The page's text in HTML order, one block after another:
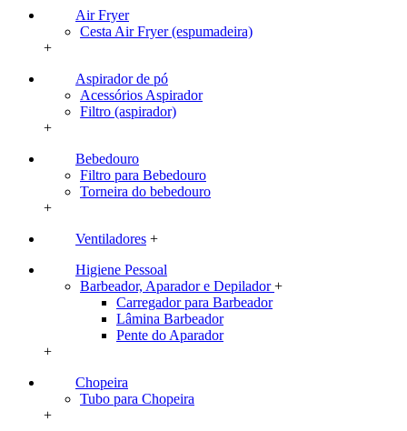
Air Fryer
Cesta Air Fryer (espumadeira)
+
Aspirador de pó
Acessórios Aspirador
Filtro (aspirador)
+
Bebedouro
Filtro para Bebedouro
Torneira do bebedouro
+
Ventiladores +
Higiene Pessoal
Barbeador, Aparador e Depilador+
Carregador para Barbeador
Lâmina Barbeador
Pente do Aparador
+
Chopeira
Tubo para Chopeira
+